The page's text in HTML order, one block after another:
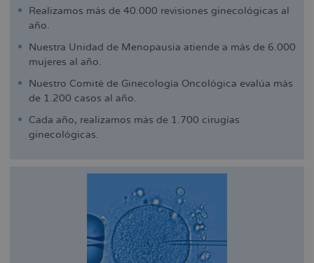
Realizamos más de 40.000 revisiones ginecológicas al
año.
Nuestra Unidad de Menopausia atiende a más de 6.000
mujeres al año.
Nuestro Comité de Ginecología Oncológica evalúa más
de 1.200 casos al año.
Cada año, realizamos más de 1.700 cirugías
ginecológicas.